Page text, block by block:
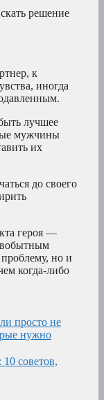
решение
к
иногда
лучшее
мужчины
их
до своего
героя —
но и
когда-либо
просто не
нужно
советов,